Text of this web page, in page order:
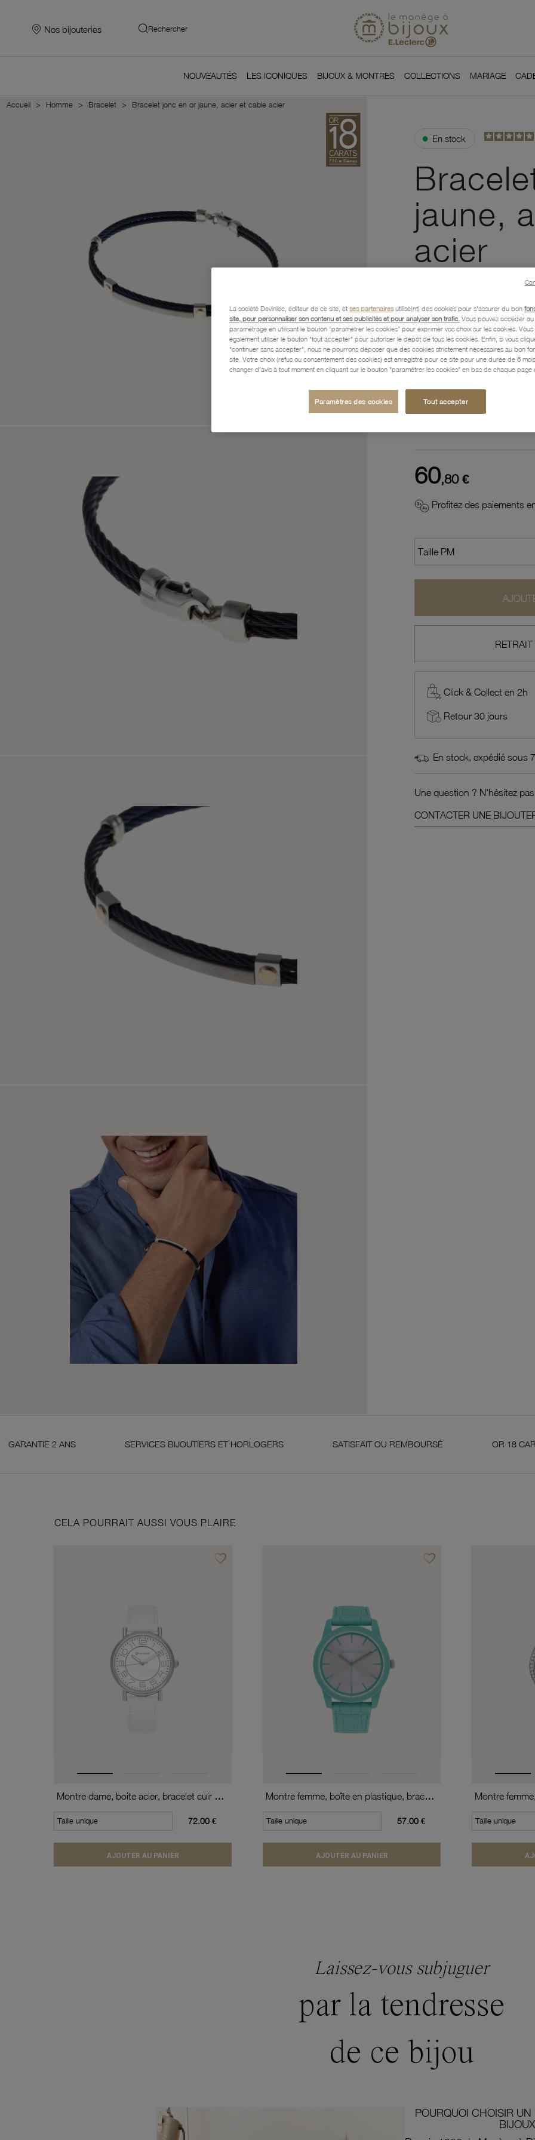
Nos bijouteries Rechercher
NOUVEAUTÉS LES ICONIQUES BIJOUX & MONTRES COLLECTIONS MARIAGE
Accueil Homme Bracelet Bracelet jonc en or jaune, acier et cable acier
● En stock
jaune,
acier
Description
60,80 €
Profitez des paiements
Click & Collect en 2h
Retour 30 jours
En stock, expédié sous
Une question ? N'hésitez
CONTACTER UNE
ANS SERVICES BIJOUTIERS ET HORLOGERS SATISFAIT OU REMBOURSÉ OR 18 CARATS 750
CELA POURRAIT AUSSI VOUS PLAIRE
favorite_borderAjouter à vos favoris
Montre dame, boite acier, bracelet cuir de vache et verre minéral
Taille unique 72.00 €
AJOUTER AU PANIER
favorite_borderAjouter à vos favoris
Montre femme, boîte en plastique, bracelet en silicone et verre minéral
Taille unique 57.00 €
AJOUTER AU PANIER
Taille unique
Laissez-vous subjuguer
par la tendresse
de ce bijou
POURQUOI CHOISIR
La société Devinlec, éditeur de ce site, et ses partenairesutilise(nt) des cookies pour s'assurer du bon
site, pour personnaliser son contenu et ses publicités et pour analyser son trafic. Vous pouvez accéder
paramétrage en utilisant le bouton “paramétrer les cookies” pour exprimer vos choix sur les cookies. Vous
également utiliser le bouton "tout accepter" pour autoriser le dépôt de tous les cookies. Enfin, si vous
"continuer sans accepter", nous ne pourrons déposer que des cookies strictement nécessaires au bon
site. Votre choix (refus ou consentement des cookies) est enregistré pour ce site pour une durée de 6
changer d'avis à tout moment en cliquant sur le bouton "paramétrer les cookies" en bas de chaque page
Paramètres des cookies Tout accepter